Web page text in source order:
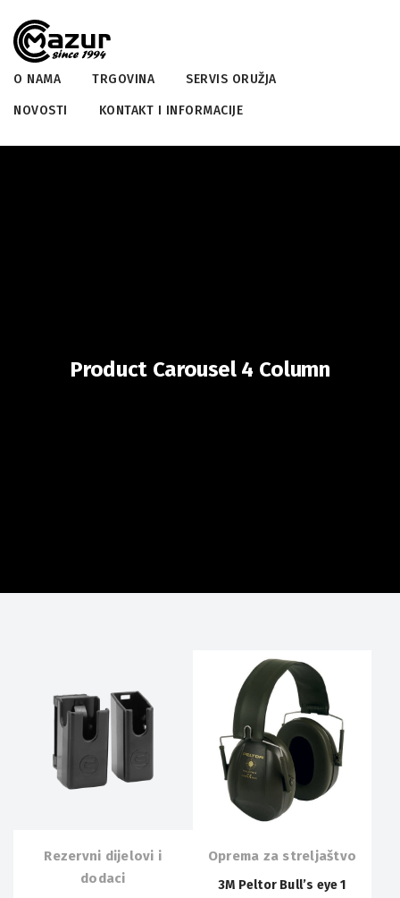
O NAMA TRGOVINA SERVIS ORUŽJA
NOVOSTI KONTAKT I INFORMACIJE
Product Carousel 4 Column
Rezervni dijelovi i
dodaci
Oprema za streljaštvo
3M Peltor Bull’s eye 1